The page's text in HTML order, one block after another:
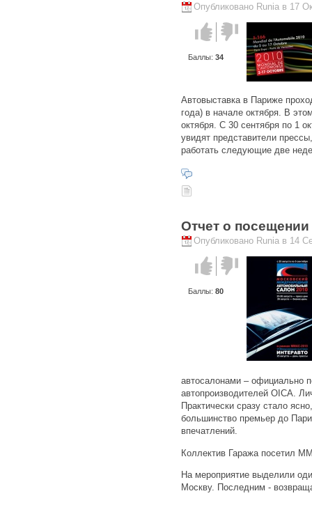
Опубликовано Runia в 17
Голос за!Голос
против!
Баллы: 34
Автовыставка в Париже
года) в начале октября. В
октября. С 30 сентября по 1
увидят представители
работать следующие две
Отчет о
Опубликовано Runia в 14
Голос за!Голос
против!
Баллы: 80
автосалонами – официально
автопроизводителей OICA.
Практически сразу стало
большинство премьер до
впечатлений.
Коллектив Гаража посетил
На мероприятие выделили
Москву. Последним -